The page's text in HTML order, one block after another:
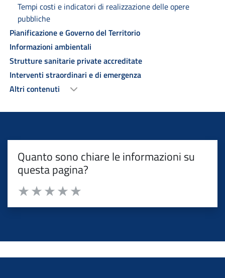
Tempi costi e indicatori di realizzazione delle opere
pubbliche
Pianificazione e Governo del Territorio
Informazioni ambientali
Strutture sanitarie private accreditate
Interventi straordinari e di emergenza
Altri contenuti
Quanto sono chiare le informazioni su
questa pagina?
Valuta da 1 a 5 stelle la pagina